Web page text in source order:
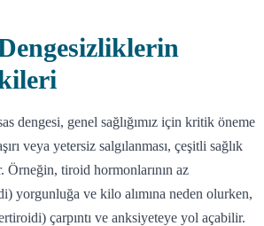
dengesi, genel sağlığımız için kritik öneme
veya yetersiz salgılanması, çeşitli sağlık
Örneğin, tiroid hormonlarının az
yorgunluğa ve kilo alımına neden olurken,
çarpıntı ve anksiyeteye yol açabilir.